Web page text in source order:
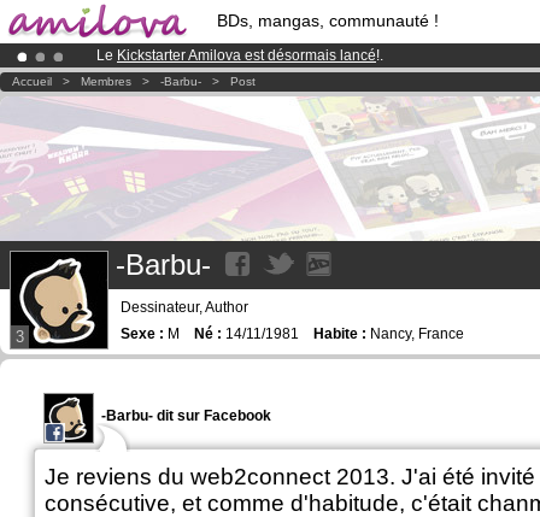
BDs, mangas, communauté !
Le Kickstarter Amilova est désormais lancé!.
Abonnement premium: à partir de3.95 eurospar mois !Clique ici
Déjà 100000membreset 1000BDs & Mangas!
Accueil > Membres > -Barbu- > Post
3
-Barbu-
Dessinateur, Author
Sexe : M Né : 14/11/1981 Habite : Nancy, France
-Barbu- dit sur Facebook
Je reviens du web2connect 2013. J'ai été
consécutive, et comme d'habitude, c'était